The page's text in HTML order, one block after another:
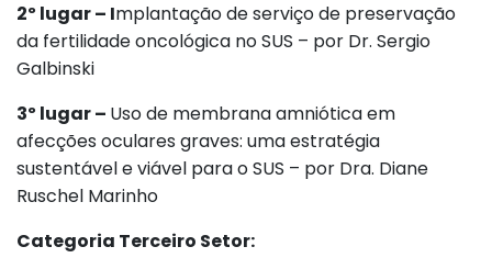
2º lugar – Implantação de serviço de preservação
da fertilidade oncológica no SUS – por Dr. Sergio
Galbinski
3º lugar – Uso de membrana amniótica em
afecções oculares graves: uma estratégia
sustentável e viável para o SUS – por Dra. Diane
Ruschel Marinho
Categoria Terceiro Setor: